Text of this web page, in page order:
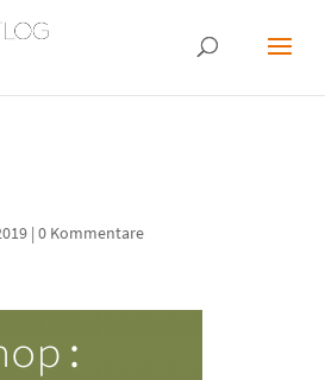
| 0 Kommentare